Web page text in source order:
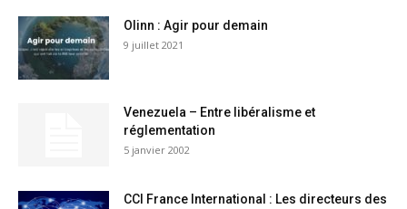
Olinn : Agir pour demain
9 juillet 2021
Venezuela – Entre libéralisme et
réglementation
5 janvier 2002
CCI France International : Les directeurs des